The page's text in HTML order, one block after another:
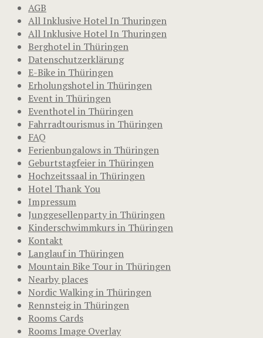
AGB
All Inklusive Hotel In Thuringen
All Inklusive Hotel In Thuringen
Berghotel in Thüringen
Datenschutzerklärung
E-Bike in Thüringen
Erholungshotel in Thüringen
Event in Thüringen
Eventhotel in Thüringen
Fahrradtourismus in Thüringen
FAQ
Ferienbungalows in Thüringen
Geburtstagfeier in Thüringen
Hochzeitssaal in Thüringen
Hotel Thank You
Impressum
Junggesellenparty in Thüringen
Kinderschwimmkurs in Thüringen
Kontakt
Langlauf in Thüringen
Mountain Bike Tour in Thüringen
Nearby places
Nordic Walking in Thüringen
Rennsteig in Thüringen
Rooms Cards
Rooms Image Overlay